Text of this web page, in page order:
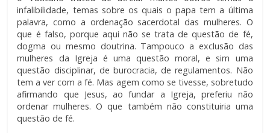
infalibilidade, temas sobre os quais o papa tem a última
palavra, como a ordenação sacerdotal das mulheres. O
que é falso, porque aqui não se trata de questão de fé,
dogma ou mesmo doutrina. Tampouco a exclusão das
mulheres da Igreja é uma questão moral, e sim uma
questão disciplinar, de burocracia, de regulamentos. Não
tem a ver com a fé. Mas agem como se tivesse, sobretudo
afirmando que Jesus, ao fundar a Igreja, preferiu não
ordenar mulheres. O que também não constituiria uma
questão de fé.